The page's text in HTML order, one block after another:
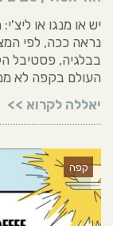
יש או מנגו או
בבלגיה, פסטיבל
העולם בקפה לא
יאללה לקרוא >>
קפה